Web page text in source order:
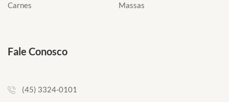
Carnes Massas
Fale Conosco
(45) 3324-0101